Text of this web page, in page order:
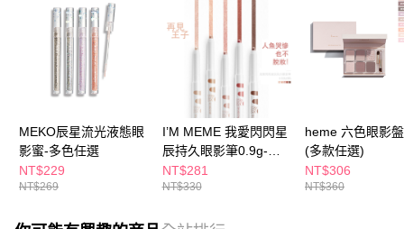
MEKO辰星流光液態眼
影蜜-多色任選
NT$229
NT$269
I’M MEME 我愛閃閃星
辰持久眼影筆0.9g-多
款任選
NT$281
NT$330
heme 六色眼影
(多款任選)
NT$306
NT$360